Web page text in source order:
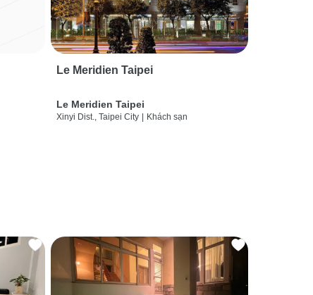
Le Meridien Taipei
Le Meridien Taipei
Xinyi Dist., Taipei City | Khách sạn